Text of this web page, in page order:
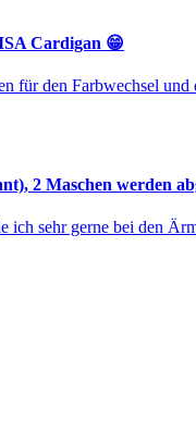
Cardigan 😁
für den Farbwechsel
2 Maschen werden
ich sehr gerne bei den